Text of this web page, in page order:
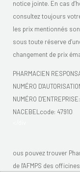
notice jointe. En cas
consultez toujours
les prix mentionnés
sous toute réserve
changement de prix
PHARMACIEN
NUMÉRO
NUMÉRO D'ENTREPRISE:
NACEBELcode: 47910
ous pouvez trouver
de l'AFMPS des